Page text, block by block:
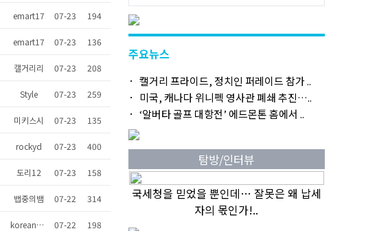
emart17 07-23 194
emart17 07-23 136
캘거리리 07-23 208
Style 07-23 259
미키스시 07-23 135
rockyd 07-23 400
도리12 07-23 158
뱁중의뱀 07-22 314
koreanbbq 07-22 198
주요뉴스
캘거리 프라이드, 정치인 퍼레이드 참가 ..
미국, 캐나다 위니펙 영사관 폐쇄 추진…..
‘알버타 골프 대항전’ 에드몬톤 홈에서 ..
탐방/인터뷰
국세청을 믿었을 뿐인데… 잘못은 왜 납세
자의 몫인가!..